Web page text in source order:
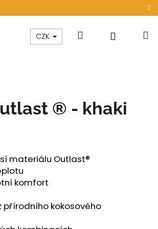
Kolekce Akce
CZK Hledat
® - khaki
materiálu Outlast®
komfort
přírodního kokosového